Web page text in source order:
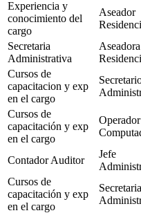
Experiencia y
conocimiento del
cargo
Aseador
Secretaria
Administrativa
Aseadora
Cursos de
capacitacion y exp
en el cargo
Cursos de
capacitación y exp
en el cargo
Contador Auditor
Jefe
Cursos de
capacitación y exp
en el cargo
Secretaria